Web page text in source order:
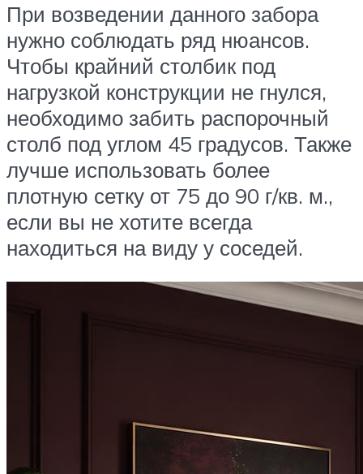
При возведении данного забора
нужно соблюдать ряд нюансов.
Чтобы крайний столбик под
нагрузкой конструкции не гнулся,
необходимо забить распорочный
столб под углом 45 градусов. Также
лучше использовать более
плотную сетку от 75 до 90 г/кв. м.,
если вы не хотите всегда
находиться на виду у соседей.